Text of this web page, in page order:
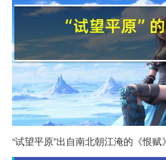
“试望平原”出自南北朝江淹的《恨赋